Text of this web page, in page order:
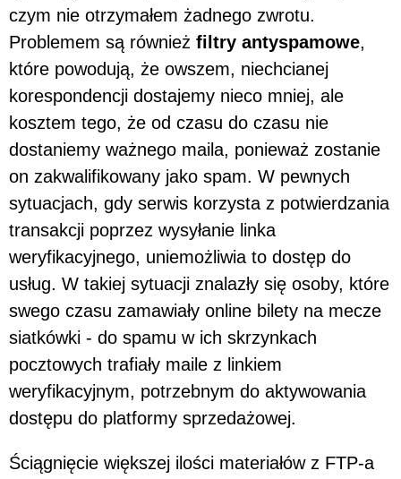
czym nie otrzymałem żadnego zwrotu.
Problemem są również filtry antyspamowe,
które powodują, że owszem, niechcianej
korespondencji dostajemy nieco mniej, ale
kosztem tego, że od czasu do czasu nie
dostaniemy ważnego maila, ponieważ zostanie
on zakwalifikowany jako spam. W pewnych
sytuacjach, gdy serwis korzysta z potwierdzania
transakcji poprzez wysyłanie linka
weryfikacyjnego, uniemożliwia to dostęp do
usług. W takiej sytuacji znalazły się osoby, które
swego czasu zamawiały online bilety na mecze
siatkówki - do spamu w ich skrzynkach
pocztowych trafiały maile z linkiem
weryfikacyjnym, potrzebnym do aktywowania
dostępu do platformy sprzedażowej.
Ściągnięcie większej ilości materiałów z FTP-a